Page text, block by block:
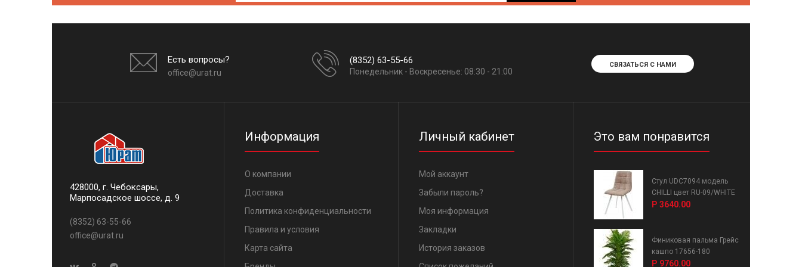
Есть вопросы?
office@urat.ru
(8352) 63-55-66
Понедельник - Воскресенье: 08:30 - 21:00
СВЯЗАТЬСЯ С НАМИ
428000, г. Чебоксары,
Марпосадское шоссе, д. 9
(8352) 63-55-66
office@urat.ru
Информация
О компании
Доставка
Политика конфиденциальности
Правила и условия
Карта сайта
Личный кабинет
Мой аккаунт
Забыли пароль?
Моя информация
Закладки
История заказов
Это вам понравится
Стул UDC7094 модель
CHILLI цвет RU-09/WHITE
Р 3640.00
Финиковая пальма Грейс
кашпо 17656-180
Р 9760.00